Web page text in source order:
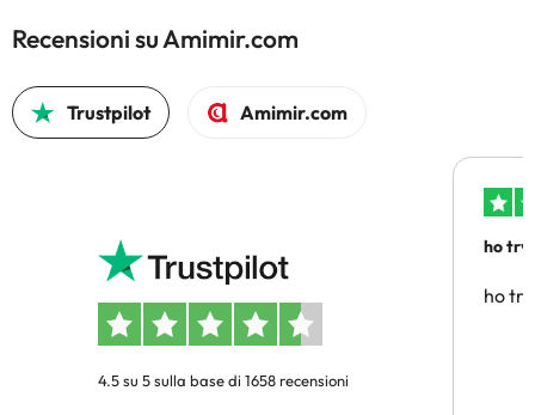
Recensioni su Amimir.com
Trustpilot Amimir.com
4.5 su 5 sulla base di 1658 recensioni
ho
ho